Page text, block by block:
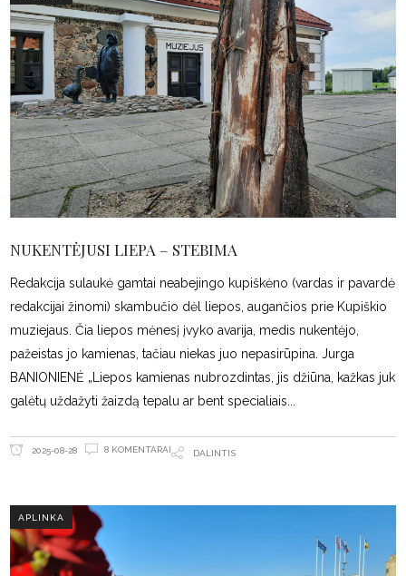
NUKENTĖJUSI LIEPA – STEBIMA
Redakcija sulaukė gamtai neabejingo kupiškėno (vardas ir pavardė
redakcijai žinomi) skambučio dėl liepos, augančios prie Kupiškio
muziejaus. Čia liepos mėnesį įvyko avarija, medis nukentėjo,
pažeistas jo kamienas, tačiau niekas juo nepasirūpina. Jurga
BANIONIENĖ „Liepos kamienas nubrozdintas, jis džiūna, kažkas juk
galėtų uždažyti žaizdą tepalu ar bent specialiais
2025-08-28 8 KOMENTARAI DALINTIS
APLINKA